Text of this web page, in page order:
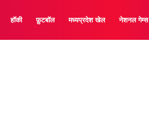
हॉकी फ़ुटबॉल मध्यप्रदेश खेल नेशनल गेम्स